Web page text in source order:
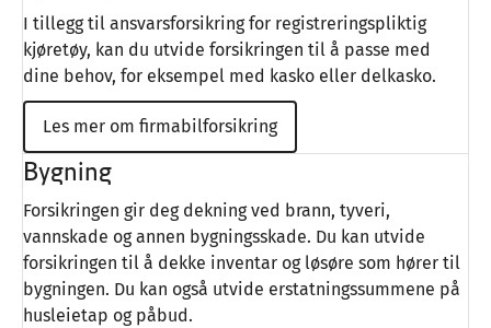
I tillegg til ansvarsforsikring for registreringspliktig
kjøretøy, kan du utvide forsikringen til å passe med
dine behov, for eksempel med kasko eller delkasko.
Les mer om firmabilforsikring
Bygning
Forsikringen gir deg dekning ved brann, tyveri,
vannskade og annen bygningsskade. Du kan utvide
forsikringen til å dekke inventar og løsøre som hører til
bygningen. Du kan også utvide erstatningssummene på
husleietap og påbud.